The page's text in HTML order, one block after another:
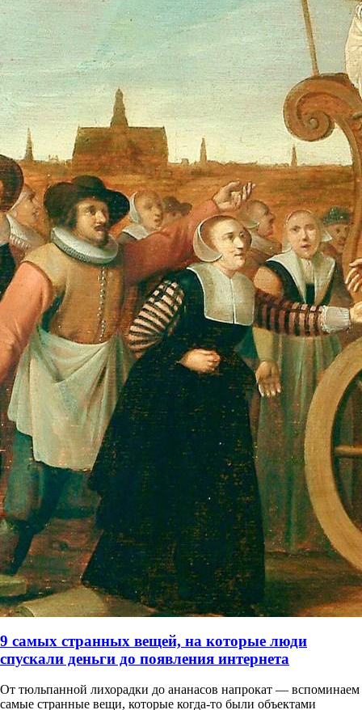
9 самых странных вещей, на которые люди
спускали деньги до появления интернета
От тюльпанной лихорадки до ананасов напрокат — вспоминаем
самые странные вещи, которые когда-то были объектами